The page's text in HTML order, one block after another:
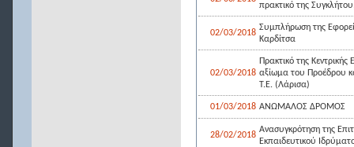
πρακτικό της
02/03/2018
Συμπλήρωση της
Καρδίτσα
02/03/2018
Πρακτικό της
αξίωμα του Προέδρου
Τ.Ε. (Λάρισα)
01/03/2018 ΑΝΩΜΑΛΟΣ ΔΡΟΜΟΣ
28/02/2018
Ανασυγκρότηση της
Εκπαιδευτικού